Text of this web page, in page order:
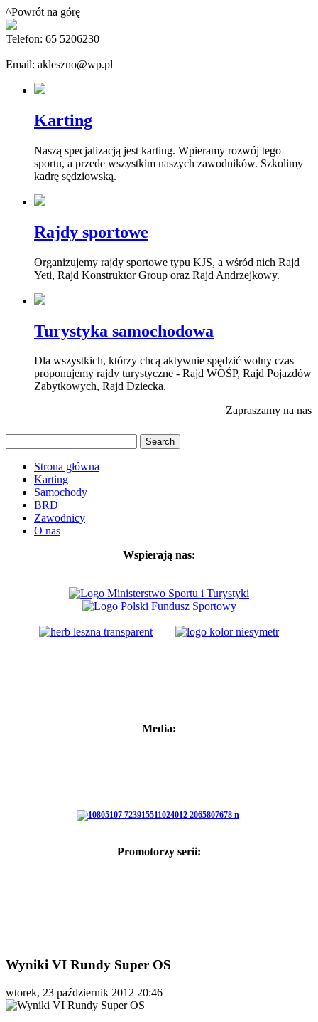
^Powrót na górę
Telefon: 65 5206230
Email: akleszno@wp.pl
Karting
Naszą specjalizacją jest karting. Wpieramy rozwój tego
sportu, a przede wszystkim naszych zawodników. Szkolimy
kadrę sędziowską.
Rajdy sportowe
Organizujemy rajdy sportowe typu KJS, a wśród nich Rajd
Yeti, Rajd Konstruktor Group oraz Rajd Andrzejkowy.
Turystyka samochodowa
Dla wszystkich, którzy chcą aktywnie spędzić wolny czas
proponujemy rajdy turystyczne - Rajd WOŚP, Rajd Pojazdów
Zabytkowych, Rajd Dziecka.
Zapraszamy na
Strona główna
Karting
Samochody
BRD
Zawodnicy
O nas
Wspierają nas:
Media:
Promotorzy serii:
Wyniki VI Rundy Super OS
wtorek, 23 październik 2012 20:46